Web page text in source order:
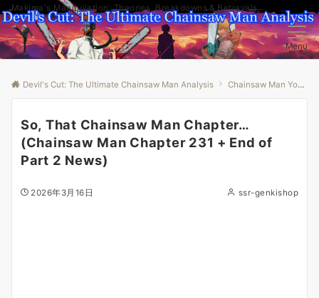
Makima's Manipulation: Theories, Breakdowns & Betrayals
Menu
Devil's Cut: The Ultimate Chainsaw Man Analysis Chainsaw Man Youtube
So, That Chainsaw Man Chapter…
(Chainsaw Man Chapter 231 + End of
Part 2 News)
2026年3月16日 ssr-genkishop